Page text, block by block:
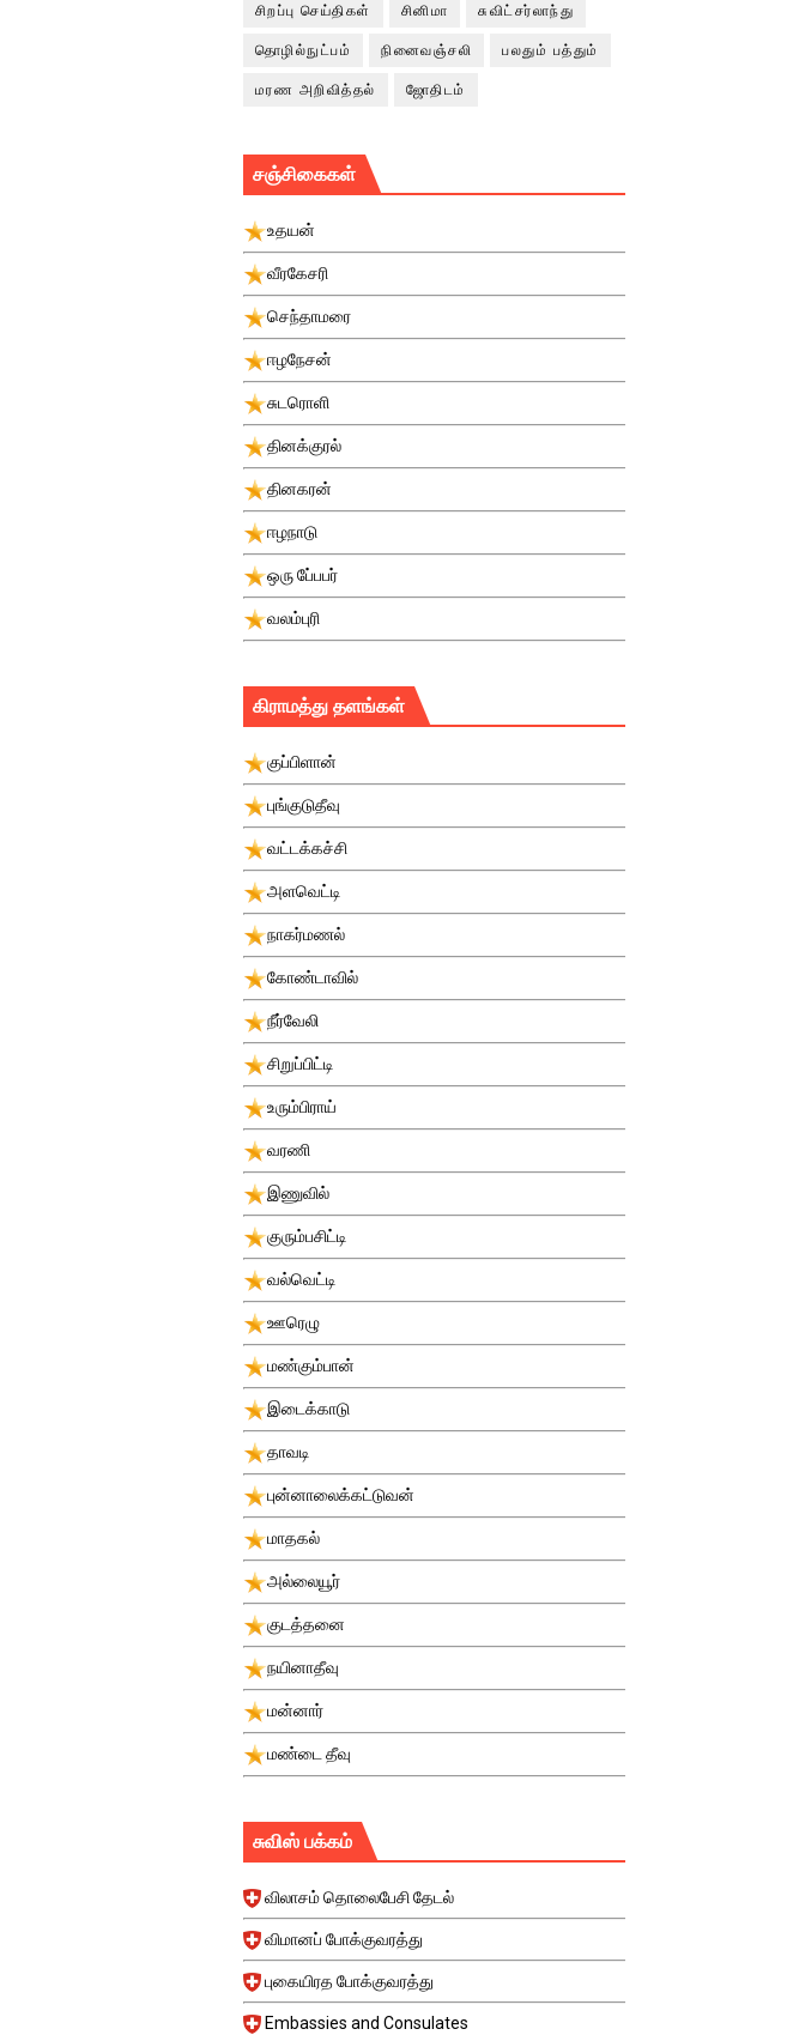
சிறப்பு செய்திகள் சினிமா சுவிட்சர்லாந்து
தொழில்நுட்பம் நினைவஞ்சலி பலதும் பத்தும்
மரண அறிவித்தல் ஜோதிடம்
சஞ்சிகைகள்
உதயன்
வீரகேசரி
செந்தாமரை
ஈழநேசன்
சுடரொளி
தினக்குரல்
தினகரன்
ஈழநாடு
ஒரு பே்பபர்
வலம்புரி
கிராமத்து தளங்கள்
குப்பிளான்
புங்குடுதீவு
வட்டக்கச்சி
அளவெட்டி
நாகர்மணல்
கோண்டாவில்
நீர்வேலி
சிறுப்பிட்டி
உரும்பிராய்
வரணி
இணுவில்
குரும்பசிட்டி
வல்வெட்டி
ஊரெழு
மண்கும்பான்
இடைக்காடு
தாவடி
புன்னாலைக்கட்டுவன்
மாதகல்
அல்லையூர்
குடத்தனை
நயினாதீவு
மன்னார்
மண்டை தீவு
சுவிஸ் பக்கம்
விலாசம் தொலைபேசி தேடல்
விமானப் போக்குவரத்து
புகையிரத போக்குவரத்து
Embassies and Consulates